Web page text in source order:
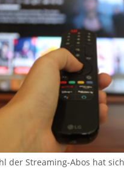
der Streaming-Abos hat